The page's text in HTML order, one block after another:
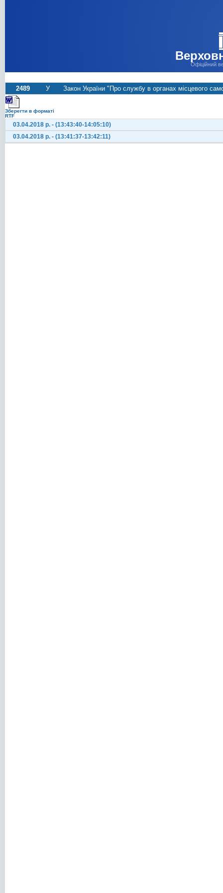
Офіційний
2489 У Закон України "Про службу в органах місцевого
Зберегти в форматі
RTF
03.04.2018 р. - (13:43:40-14:05:10)
03.04.2018 р. - (13:41:37-13:42:11)